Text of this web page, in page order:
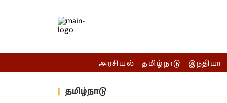
அரசியல் தமிழ்நாடு இந்தியா
தமிழ்நாடு